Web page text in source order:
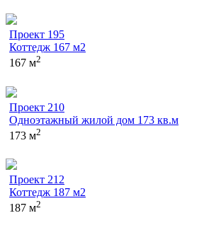
Проект 195
Коттедж 167 м2
167 м2
Проект 210
Одноэтажный жилой дом 173 кв.м
173 м2
Проект 212
Коттедж 187 м2
187 м2